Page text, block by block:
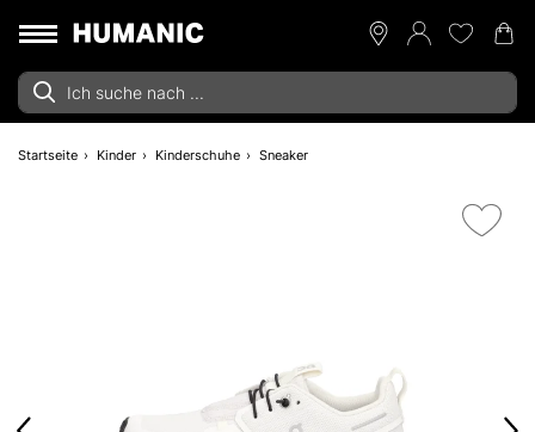
Startseite Kinder Kinderschuhe Sneaker